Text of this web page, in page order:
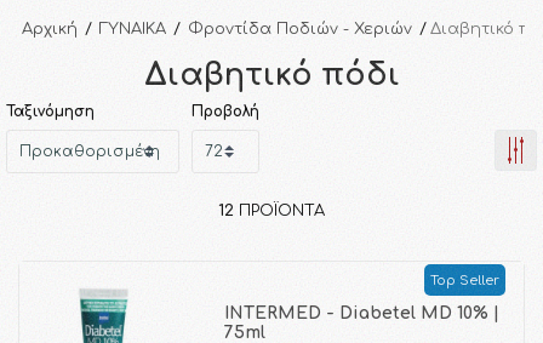
Αρχική / ΓΥΝΑΙΚΑ / Φροντίδα Ποδιών - Χεριών / Διαβητικό
Διαβητικό πόδι
Ταξινόμηση Προβολή
12 ΠΡΟΪΌΝΤΑ
Top Seller
INTERMED - Diabetel MD 10% |
75ml